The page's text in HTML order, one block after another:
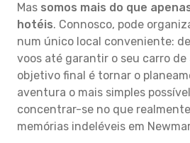
Mas somos mais do que
hotéis. Connosco, pode
num único local conveniente:
voos até garantir o seu carro de
objetivo final é tornar o
aventura o mais simples
concentrar-se no que
memórias indeléveis em